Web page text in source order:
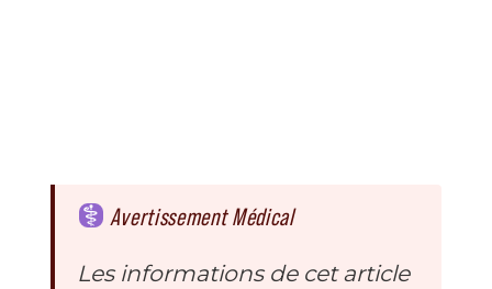
Avertissement Médical
Les informations de cet article